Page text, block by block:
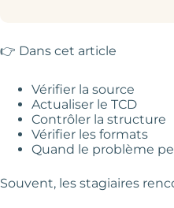
👉 Dans cet article
Vérifier la source
Actualiser le TCD
Contrôler la structure
Vérifier les formats
Quand le problème
Souvent, les stagiaires